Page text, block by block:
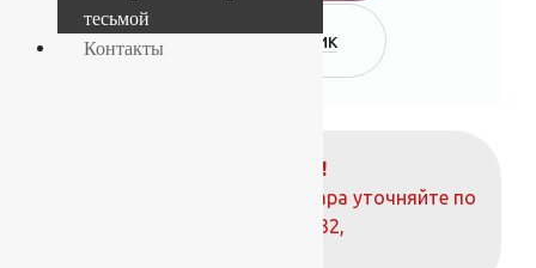
Купить в 1 клик
ВНИМАНИЕ!
О наличие и стоимости товара уточняйте по
+7 (812) 377-09-32,
тесьмой
Контакты